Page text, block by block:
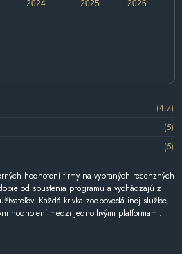
2024 2026
2025
(4.7)
(5)
(5)
hodnotení firmy na vybraných recenzných
od spustenia programu a vychádzajú z
Každá krivka zodpovedá inej službe,
hodnotení medzi jednotlivými platformami.